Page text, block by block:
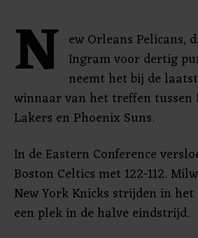
N ew Orleans Pelicans,
Ingram voor dertig
neemt het bij de
winnaar van het treffen tussen
Lakers en Phoenix Suns.
In de Eastern Conference
Boston Celtics met 122-112.
New York Knicks strijden in
een plek in de halve eindstrijd.